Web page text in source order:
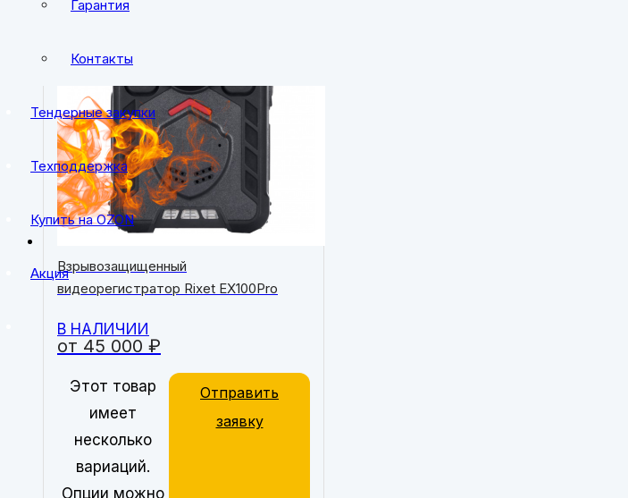
Гарантия
Контакты
Тендерные закупки
Техподдержка
Купить на OZON
Акция
от 45 000 ₽
Взрывозащищенный
видеорегистратор Rixet EX100Pro
В НАЛИЧИИ
Этот товар
имеет
несколько
вариаций.
Опции можно
Отправить
заявку